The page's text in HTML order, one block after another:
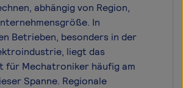
abhängig von Region,
In
Betrieben, besonders in der
liegt das
für Mechatroniker häufig am
Spanne. Regionale